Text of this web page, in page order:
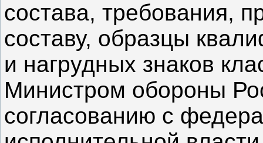
состава, требования,
составу, образцы
и нагрудных знаков
Министром обороны
согласованию с